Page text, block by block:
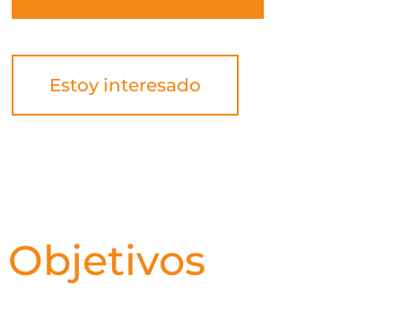
Estoy interesado
Objetivos